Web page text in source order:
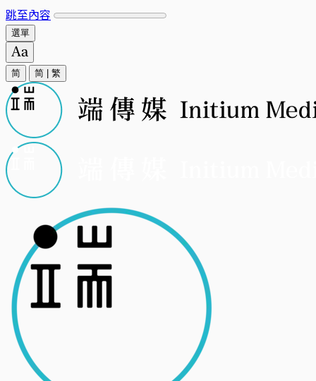
跳至內容
選單
简 简 繁